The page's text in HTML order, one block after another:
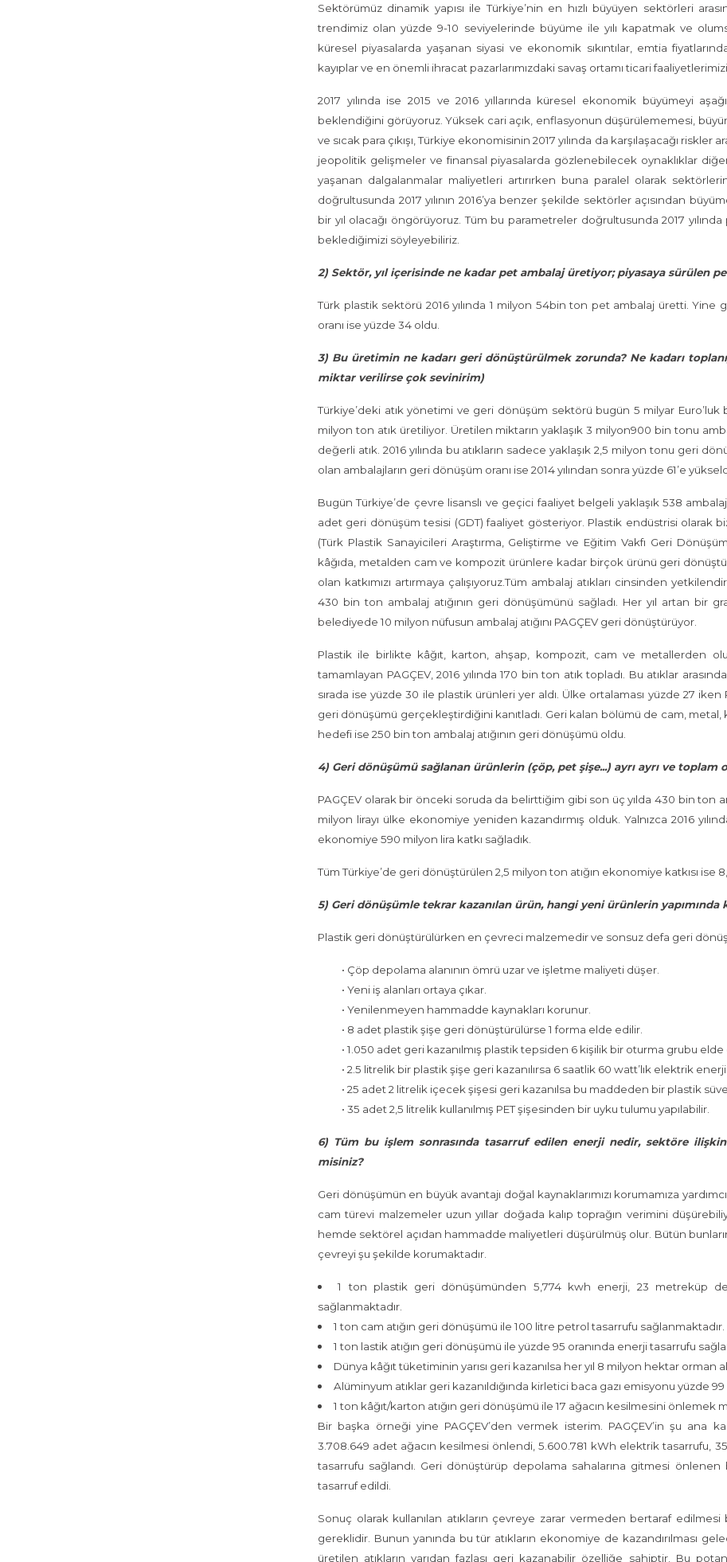
Sektörümüz dinamik yapısı ile Türkiye’nin en hızlı büyüyen sektörleri
trendimiz olan yüzde 9-10 seviyelerinde büyüme ile yılı kapatmak ve
küresel piyasalarda yaşanan siyasi ve ekonomik sıkıntılar, emtia
kayıplar ve en önemli ihracat pazarlarımızdaki savaş ortamı ticari
2017 yılında ise 2015 ve 2016 yıllarında küresel ekonomik büyümeyi
beklendiğini görüyoruz. Yüksek cari açık, enflasyonun düşürülememesi,
ve sıcak para çıkışı, Türkiye ekonomisinin 2017 yılında da karşılaşacağı
jeopolitik gelişmeler ve finansal piyasalarda gözlenebilecek oynaklıklar
yaşanan dalgalanmalar maliyetleri artırırken buna paralel olarak
doğrultusunda 2017 yılının 2016’ya benzer şekilde sektörler açısından
bir yıl olacağı öngörüyoruz. Tüm bu parametreler doğrultusunda 2017
beklediğimizi söyleyebiliriz.
2) Sektör, yıl içerisinde ne kadar pet ambalaj üretiyor; piyasaya sürülen
Türk plastik sektörü 2016 yılında 1 milyon 54bin ton pet ambalaj üretti. Yine
oranı ise yüzde 34 oldu.
3) Bu üretimin ne kadarı geri dönüştürülmek zorunda? Ne kadarı
miktar verilirse çok sevinirim)
Türkiye’deki atık yönetimi ve geri dönüşüm sektörü bugün 5 milyar Euro’luk
milyon ton atık üretiliyor. Üretilen miktarın yaklaşık 3 milyon900 bin tonu
değerli atık. 2016 yılında bu atıkların sadece yaklaşık 2,5 milyon tonu geri
olan ambalajların geri dönüşüm oranı ise 2014 yılından sonra yüzde 61’e
Bugün Türkiye’de çevre lisanslı ve geçici faaliyet belgeli yaklaşık 538
adet geri dönüşüm tesisi (GDT) faaliyet gösteriyor. Plastik endüstrisi olarak
(Türk Plastik Sanayicileri Araştırma, Geliştirme ve Eğitim Vakfı Geri
kâğıda, metalden cam ve kompozit ürünlere kadar birçok ürünü geri
olan katkımızı artırmaya çalışıyoruz.Tüm ambalaj atıkları cinsinden
430 bin ton ambalaj atığının geri dönüşümünü sağladı. Her yıl artan bir
belediyede 10 milyon nüfusun ambalaj atığını PAGÇEV geri dönüştürüyor.
Plastik ile birlikte kâğıt, karton, ahşap, kompozit, cam ve metallerden
tamamlayan PAGÇEV, 2016 yılında 170 bin ton atık topladı. Bu atıklar
sırada ise yüzde 30 ile plastik ürünleri yer aldı. Ülke ortalaması yüzde 27
geri dönüşümü gerçekleştirdiğini kanıtladı. Geri kalan bölümü de cam, metal,
hedefi ise 250 bin ton ambalaj atığının geri dönüşümü oldu.
4) Geri dönüşümü sağlanan ürünlerin (çöp, pet şişe...) ayrı ayrı ve
PAGÇEV olarak bir önceki soruda da belirttiğim gibi son üç yılda 430 bin ton
milyon lirayı ülke ekonomiye yeniden kazandırmış olduk. Yalnızca 2016
ekonomiye 590 milyon lira katkı sağladık.
Tüm Türkiye’de geri dönüştürülen 2,5 milyon ton atığın ekonomiye katkısı ise
5) Geri dönüşümle tekrar kazanılan ürün, hangi yeni ürünlerin yapımında
Plastik geri dönüştürülürken en çevreci malzemedir ve sonsuz defa geri
• Çöp depolama alanının ömrü uzar ve işletme maliyeti düşer.
• Yeni iş alanları ortaya çıkar.
• Yenilenmeyen hammadde kaynakları korunur.
• 8 adet plastik şişe geri dönüştürülürse 1 forma elde edilir.
• 1.050 adet geri kazanılmış plastik tepsiden 6 kişilik bir oturma grubu elde
• 2.5 litrelik bir plastik şişe geri kazanılırsa 6 saatlik 60 watt’lık elektrik
• 25 adet 2 litrelik içecek şişesi geri kazanılsa bu maddeden bir plastik
• 35 adet 2,5 litrelik kullanılmış PET şişesinden bir uyku tulumu yapılabilir.
6) Tüm bu işlem sonrasında tasarruf edilen enerji nedir, sektöre
misiniz?
Geri dönüşümün en büyük avantajı doğal kaynaklarımızı korumamıza
cam türevi malzemeler uzun yıllar doğada kalıp toprağın verimini
hemde sektörel açıdan hammadde maliyetleri düşürülmüş olur. Bütün
çevreyi şu şekilde korumaktadır.
1 ton plastik geri dönüşümünden 5,774 kwh enerji, 23 metreküp
sağlanmaktadır.
1 ton cam atığın geri dönüşümü ile 100 litre petrol tasarrufu sağlanmaktadır.
1 ton lastik atığın geri dönüşümü ile yüzde 95 oranında enerji tasarrufu
Dünya kâğıt tüketiminin yarısı geri kazanılsa her yıl 8 milyon hektar orman
Alüminyum atıklar geri kazanıldığında kirletici baca gazı emisyonu yüzde 99
1 ton kâğıt/karton atığın geri dönüşümü ile 17 ağacın kesilmesini önlemek
Bir başka örneği yine PAGÇEV’den vermek isterim. PAGÇEV’in şu ana
3.708.649 adet ağacın kesilmesi önlendi, 5.600.781 kWh elektrik tasarrufu,
tasarrufu sağlandı. Geri dönüştürüp depolama sahalarına gitmesi önlenen
tasarruf edildi.
Sonuç olarak kullanılan atıkların çevreye zarar vermeden bertaraf edilmesi
gereklidir. Bunun yanında bu tür atıkların ekonomiye de kazandırılması
üretilen atıkların yarıdan fazlası geri kazanabilir özelliğe sahiptir. Bu